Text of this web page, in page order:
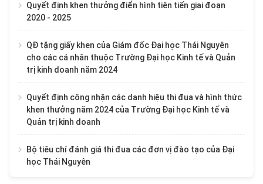
Quyết định khen thưởng điển hình tiên tiến giai đoạn
2020 - 2025
QĐ tặng giấy khen của Giám đốc Đại học Thái Nguyên
cho các cá nhân thuộc Trường Đại học Kinh tế và Quản
trị kinh doanh năm 2024
Quyết định công nhận các danh hiệu thi đua và hình thức
khen thưởng năm 2024 của Trường Đại học Kinh tế và
Quản trị kinh doanh
Bộ tiêu chí đánh giá thi đua các đơn vị đào tạo của Đại
học Thái Nguyên